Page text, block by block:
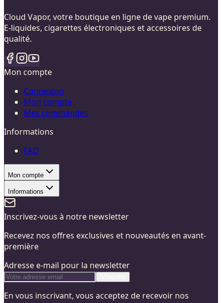
Cloud Vapor, votre boutique en ligne de vape premium.
E-liquides, cigarettes électroniques et accessoires de
qualité.
Mon compte
Connexion
Mon compte
Mes commandes
Informations
FAQ
Mon compte
Informations
Inscrivez-vous à notre newsletter
Recevez nos offres exclusives et nouveautés en avant-
première
Adresse e-mail pour la newsletter
En vous inscrivant, vous acceptez de recevoir nos